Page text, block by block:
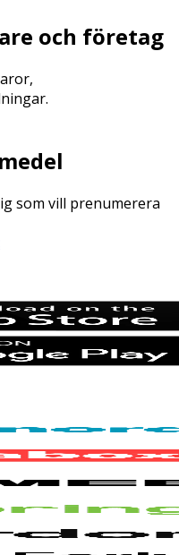
och företag
som vill prenumerera